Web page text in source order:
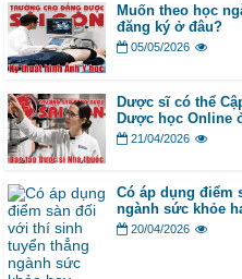
Muốn theo học
đăng ký ở đâu?
05/05/2026
Dược sĩ có thể
Dược học Online
21/04/2026
Có áp dụng điểm
ngành sức khỏe
20/04/2026